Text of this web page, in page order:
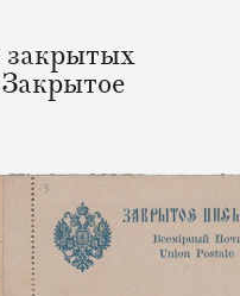
закрытых